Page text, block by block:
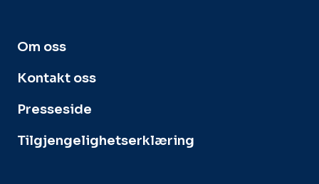
Om oss
Kontakt oss
Presseside
Tilgjengelighetserklæring